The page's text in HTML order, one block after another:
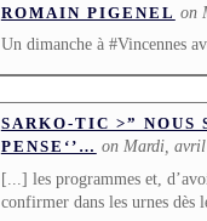
ROMAIN PIGENEL on
Un dimanche à #Vincennes
SARKO-TIC >” NOUS
PENSE‘’… on Mardi,
[...] les programmes et,
confirmer dans les urnes